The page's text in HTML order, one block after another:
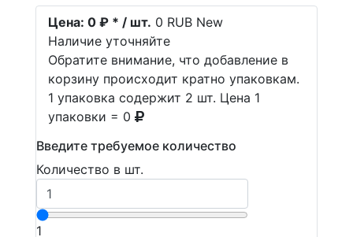
Цена: 0 ₽ * / шт. 0 RUB New
Наличие уточняйте
Обратите внимание, что добавление в
корзину происходит кратно упаковкам.
1 упаковка содержит 2 шт. Цена 1
упаковки = 0
Введите требуемое количество
Количество в шт.
1